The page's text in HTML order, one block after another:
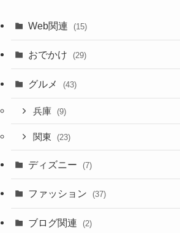
Web関連 (15)
おでかけ (29)
グルメ (43)
兵庫 (9)
関東 (23)
ディズニー (7)
ファッション (37)
ブログ関連 (2)